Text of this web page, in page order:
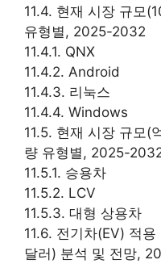
11.4. 현재 시장 규모
유형별, 2025-2032
11.4.1. QNX
11.4.2. Android
11.4.3. 리눅스
11.4.4. Windows
11.5. 현재 시장 규모(
량 유형별, 2025-
11.5.1. 승용차
11.5.2. LCV
11.5.3. 대형 상용차
11.6. 전기차(EV) 적
달러) 분석 및 전망,